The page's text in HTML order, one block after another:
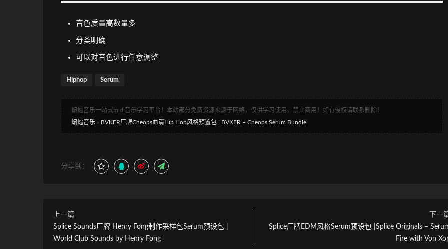
音色质量高数量多
分类明确
可以对音色进行任意调整
Hiphop Serum
蝙蝠音乐一站式midi音乐学习平台！本站部分免费资源来源于网络，仅供学习使用，禁止商用！如有侵权请联系删除！
蝙蝠音乐 » BVKER厂牌Cheops血清Hip Hop风格预置包 | BVKER – Cheops Serum Bundle
分享到：
上一篇
Splice Sounds厂牌 Henry Fong制作采样包Serum预设包 |
World Club Sounds by Henry Fong
下一
Splice厂牌EDM风格Serum预设包 |Splice Originals –
Fire with Von